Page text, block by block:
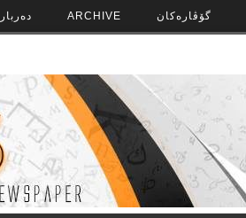
ARCHIVE گۆڤاره‌کان